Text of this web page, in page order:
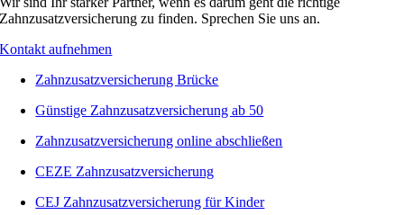
Zahnzusatzversicherung zu finden. Sprechen Sie uns an.
Kontakt aufnehmen
Zahnzusatzversicherung Brücke
Günstige Zahnzusatzversicherung ab 50
Zahnzusatzversicherung online abschließen
CEZE Zahnzusatzversicherung
CEJ Zahnzusatzversicherung für Kinder